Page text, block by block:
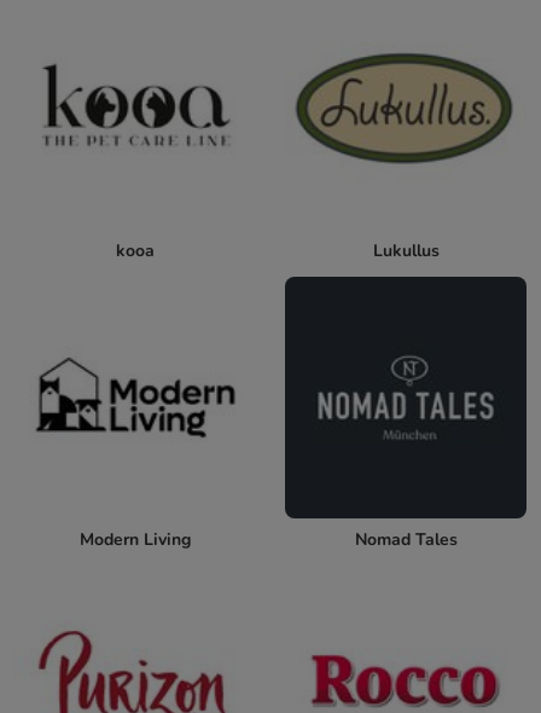
kooa Lukullus
Modern Living Nomad Tales